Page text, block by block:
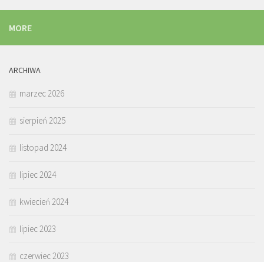
MORE
ARCHIWA
marzec 2026
sierpień 2025
listopad 2024
lipiec 2024
kwiecień 2024
lipiec 2023
czerwiec 2023